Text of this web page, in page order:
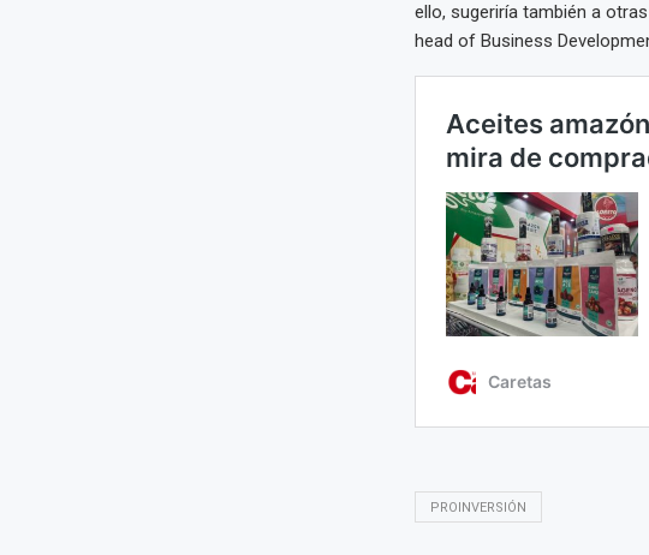
ello, sugeriría también a
head of Business
PROINVERSIÓN